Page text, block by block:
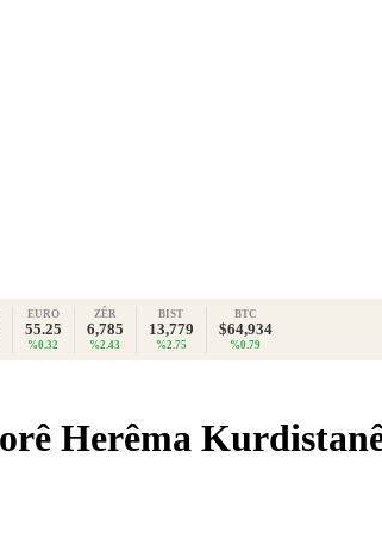
EURO
55.25
%0.32
ZÊR
6,785
%2.43
BIST
13,779
%2.75
BTC
$64,934
%0.79
Herêma